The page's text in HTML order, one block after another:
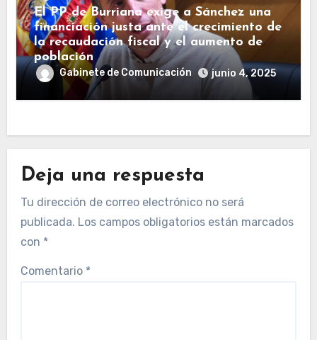
El PP de Burriana exige a Sánchez una
financiación justa ante el crecimiento de
la recaudación fiscal y el aumento de
población
Gabinete de Comunicación junio 4, 2025
Deja una respuesta
Tu dirección de correo electrónico no será
publicada. Los campos obligatorios están marcados
con *
Comentario *